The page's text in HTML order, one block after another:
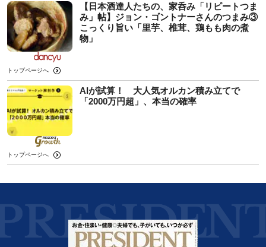
【日本酒達人たちの、家呑み「リピートつま
み」帖】ジョン・ゴントナーさんのつまみ③
こっくり旨い「里芋、椎茸、鶏もも肉の煮
物」
トップページへ
AIが試算！ 大人気オルカン積み立てで
「2000万円超」、本当の確率
トップページへ